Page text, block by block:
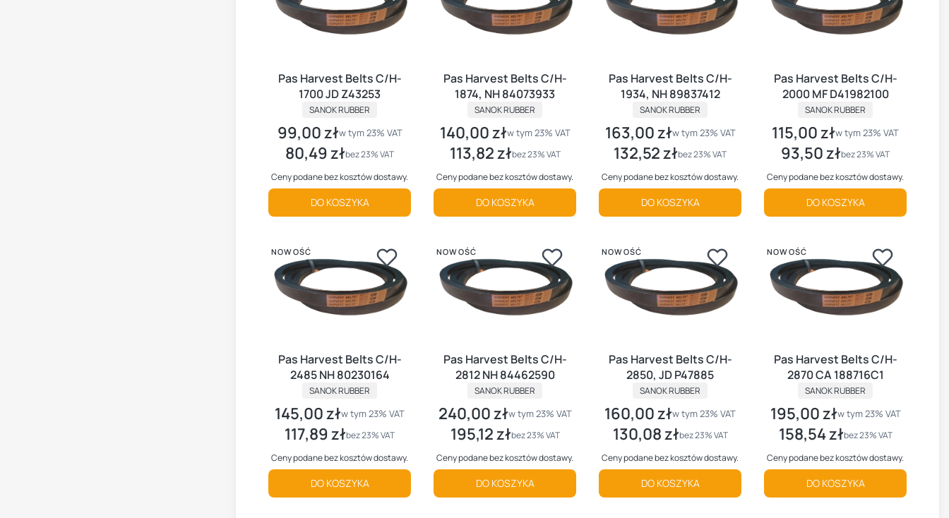
Pas Harvest Belts C/H-
1700 JD Z43253
PRODUCENT
SANOK RUBBER
Cena brutto
99,00 złw tym %s VAT
w tym23% VAT
Cena netto
80,49 złbez 23% VAT
Ceny podane bez kosztów dostawy.
DO KOSZYKA
Pas Harvest Belts C/H-
1874, NH 84073933
PRODUCENT
SANOK RUBBER
Cena brutto
140,00 złw tym %s VAT
w tym23% VAT
Cena netto
113,82 złbez 23% VAT
Ceny podane bez kosztów dostawy.
DO KOSZYKA
Pas Harvest Belts C/H-
1934, NH 89837412
PRODUCENT
SANOK RUBBER
Cena brutto
163,00 złw tym %s VAT
w tym23% VAT
Cena netto
132,52 złbez 23% VAT
Ceny podane bez kosztów dostawy.
DO KOSZYKA
Pas Harvest Belts C/H-
2000 MF D41982100
PRODUCENT
SANOK RUBBER
Cena brutto
115,00 złw tym %s VAT
w tym23% VAT
Cena netto
93,50 złbez 23% VAT
Ceny podane bez kosztów dostawy.
DO KOSZYKA
NOWOŚĆ
Pas Harvest Belts C/H-
2485 NH 80230164
PRODUCENT
SANOK RUBBER
Cena brutto
145,00 złw tym %s VAT
w tym23% VAT
Cena netto
117,89 złbez 23% VAT
Ceny podane bez kosztów dostawy.
DO KOSZYKA
NOWOŚĆ
Pas Harvest Belts C/H-
2812 NH 84462590
PRODUCENT
SANOK RUBBER
Cena brutto
240,00 złw tym %s VAT
w tym23% VAT
Cena netto
195,12 złbez 23% VAT
Ceny podane bez kosztów dostawy.
DO KOSZYKA
NOWOŚĆ
Pas Harvest Belts C/H-
2850, JD P47885
PRODUCENT
SANOK RUBBER
Cena brutto
160,00 złw tym %s VAT
w tym23% VAT
Cena netto
130,08 złbez 23% VAT
Ceny podane bez kosztów dostawy.
DO KOSZYKA
NOWOŚĆ
Pas Harvest Belts C/H-
2870 CA 188716C1
PRODUCENT
SANOK RUBBER
Cena brutto
195,00 złw tym %s VAT
w tym23% VAT
Cena netto
158,54 złbez 23% VAT
Ceny podane bez kosztów dostawy.
DO KOSZYKA